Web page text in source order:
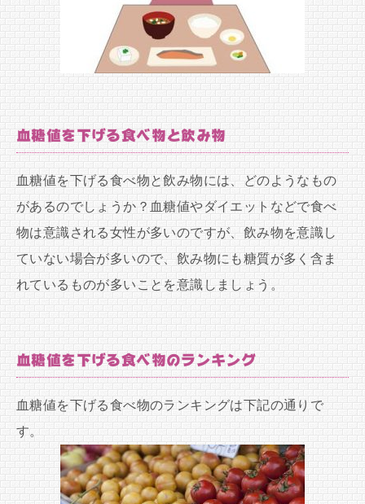
血糖値を下げる食べ物と飲み物
血糖値を下げる食べ物と飲み物には、どのようなもの
があるのでしょうか？血糖値やダイエットなどで食べ
物は意識される女性が多いのですが、飲み物を意識し
ていない場合が多いので、飲み物にも糖質が多く含ま
れているものが多いことを意識しましょう。
血糖値を下げる食べ物のランキング
血糖値を下げる食べ物のランキングは下記の通りで
す。